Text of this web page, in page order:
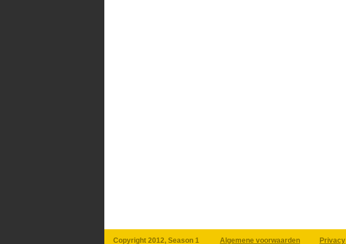
Copyright 2012, Season 1 Algemene voorwaarden Privacy